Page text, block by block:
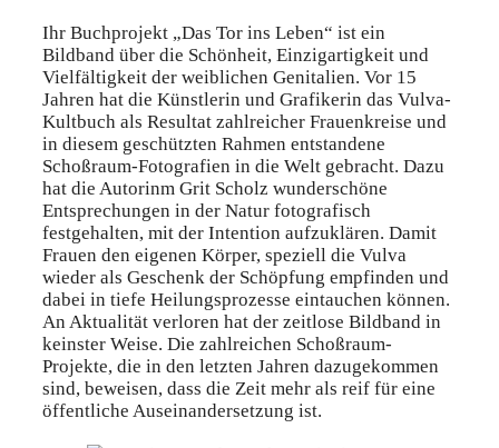
Ihr Buchprojekt „Das Tor ins Leben“ ist ein
Bildband über die Schönheit, Einzigartigkeit und
Vielfältigkeit der weiblichen Genitalien. Vor 15
Jahren hat die Künstlerin und Grafikerin das Vulva-
Kultbuch als Resultat zahlreicher Frauenkreise und
in diesem geschützten Rahmen entstandene
Schoßraum-Fotografien in die Welt gebracht. Dazu
hat die Autorinm Grit Scholz wunderschöne
Entsprechungen in der Natur fotografisch
festgehalten, mit der Intention aufzuklären. Damit
Frauen den eigenen Körper, speziell die Vulva
wieder als Geschenk der Schöpfung empfinden und
dabei in tiefe Heilungsprozesse eintauchen können.
An Aktualität verloren hat der zeitlose Bildband in
keinster Weise. Die zahlreichen Schoßraum-
Projekte, die in den letzten Jahren dazugekommen
sind, beweisen, dass die Zeit mehr als reif für eine
öffentliche Auseinandersetzung ist.